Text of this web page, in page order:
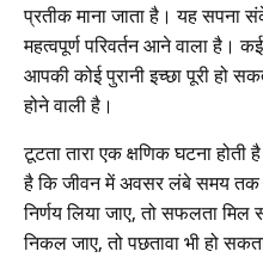
प्रतीक माना जाता है। यह सपना
महत्वपूर्ण परिवर्तन आने वाला है।
आपकी कोई पुरानी इच्छा पूरी हो
होने वाली है।
टूटता तारा एक क्षणिक घटना
है कि जीवन में अवसर लंबे समय तक
निर्णय लिया जाए, तो सफलता
निकल जाए, तो पछतावा भी हो